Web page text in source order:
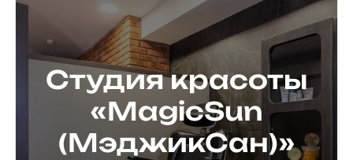
Студия красоты
«MagicSun
(МэджикСан)»